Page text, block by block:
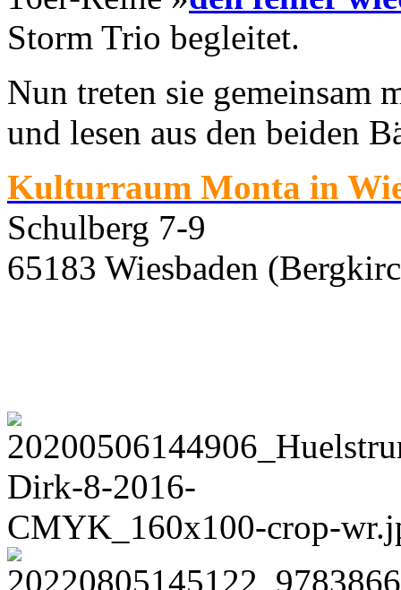
Storm Trio begleitet.
Nun treten sie gemeinsam
und lesen aus den beiden
Kulturraum Monta in
Schulberg 7-9
65183 Wiesbaden